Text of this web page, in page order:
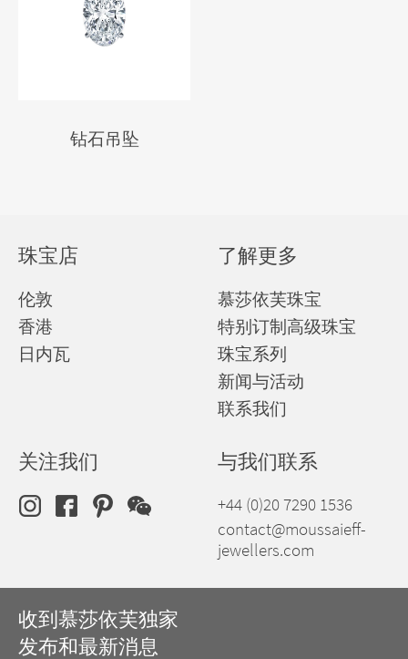
钻石吊坠
珠宝店
伦敦
香港
日内瓦
了解更多
慕莎依芙珠宝
特别订制高级珠宝
珠宝系列
新闻与活动
联系我们
关注我们 与我们联系
+44 (0)20 7290 1536
contact@moussaieff-
jewellers.com
收到慕莎依芙独家
发布和最新消息